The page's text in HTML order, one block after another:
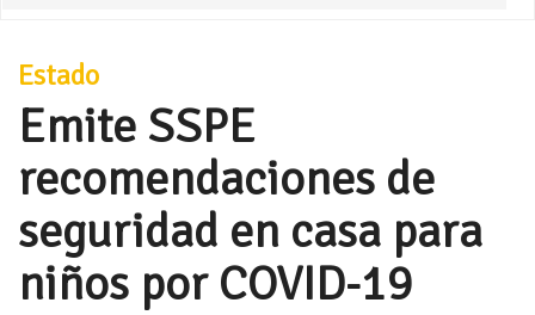
Estado
Emite SSPE
recomendaciones de
seguridad en casa para
niños por COVID-19